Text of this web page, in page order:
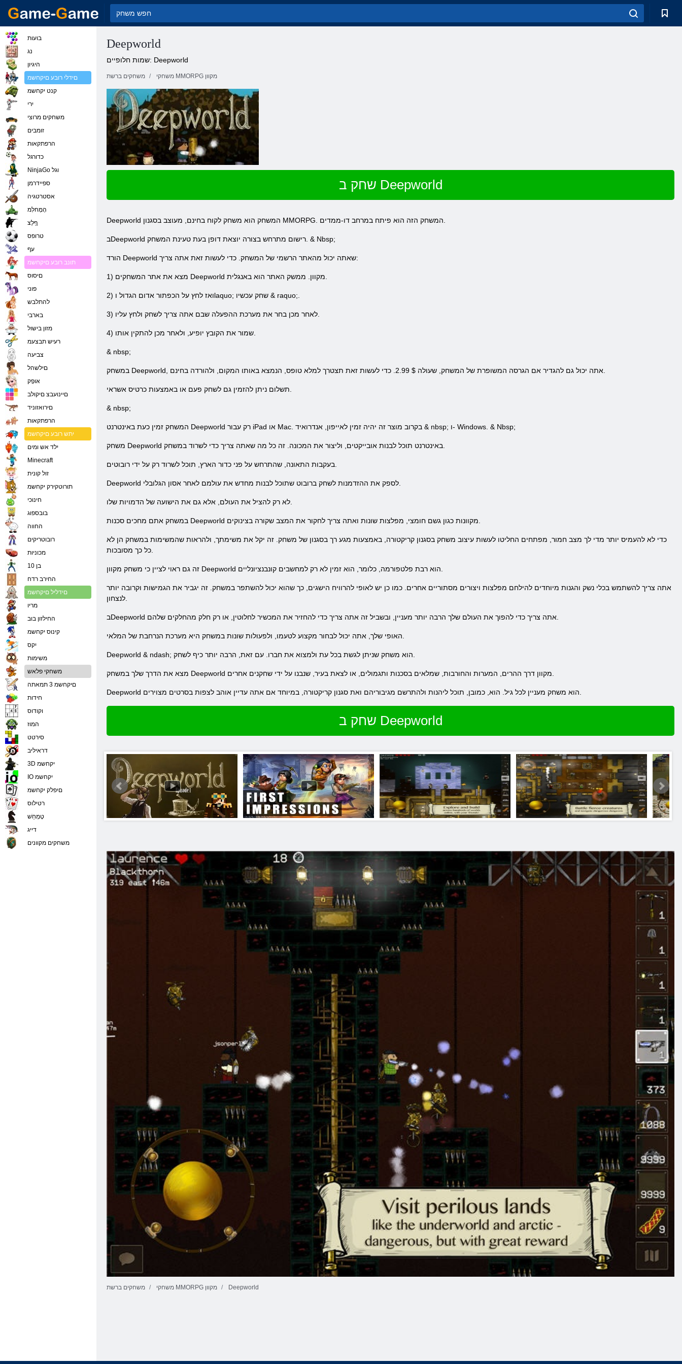
Deepworld
שמות חלופיים: Deepworld
משחקים ברשת משחקי MMORPG מקוון
שחק ב Deepworld
בDeepworld רישום מתרחש בצורה יוצאת דופן בעת ​​טעינת המשחק. & Nbsp;
הורד Deepworld שאתה יכול מהאתר הרשמי של המשחק. כדי לעשות זאת אתה צריך:
2) ואז לחץ על הכפתור אדום הגדול וlaquo; שחק עכשיו & raquo;.
& nbsp;
& nbsp;
המשחק זמין כעת באינטרנט Deepworld רק עבור iPad או Mac. בקרוב מוצר זה יהיה זמין לאייפון, אנדרואיד & nbsp; ו- Windows. & Nbsp;
כדי לא להעמיס יותר מדי לך מצב חמור, מפתחים החליטו לעשות עיצוב משחק בסגנון קריקטורה, באמצעות מגע רך בסגנון של משחק. זה יקל את משימתך, ולהראות שהמשימות במשחק הן לא
אתה צריך להשתמש בכלי נשק והגנות מיוחדים להילחם מפלצות ויצורים מסתוריים אחרים. כמו כן יש לאופי להרוויח הישגים, כך שהוא יכול להשתפר במשחק. זה יגביר את הגמישות וקרובה יותר
שחק ב Deepworld
משחקים ברשת משחקי MMORPG מקוון Deepworld
בועות
נג
היגיון
םידלי רובע םיקחשמ
קנט יקחשמ
ירי
משחקים מרוצי
זומבים
הרפתקאות
כדורגל
NinjaGo וגל
ספיידרמן
אסטרטגיה
הָמָחלִמ
ףָלַצ
טרופס
עף
תונב רובע םיקחשמ
םיסוס
פוני
להתלבש
בארבי
מזון בישול
רעיש תבצעמ
צביעה
םילשהל
אּופָק
םיינועבצ םיקולב
םירואזוניד
הרפתקאות
יתש רובע םיקחשמ
ילד אש ומים
Minecraft
זול קונית
תורוטקירק יקחשמ
חינוכי
בובספוג
החווה
רובוטריקים
מכוניות
בן 10
החירב רדח
םידליל םיקחשמ
מריו
החילזון בוב
קינוס יקחשמ
יִקס
משימות
משחקי פלאש
םיקחשמ 3 תמאתה
חידות
וקודוס
המוז
סירטט
דראיליב
3D יקחשמ
IO יקחשמ
םיפלק יקחשמ
רטילוס
טָמְחַׁש
דייג
משחקים מקוונים